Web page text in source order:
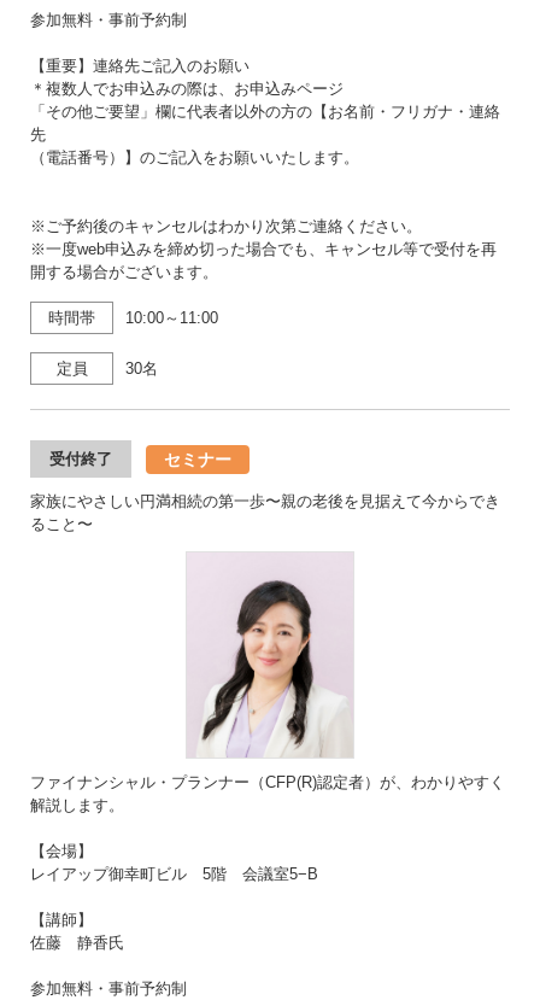
参加無料・事前予約制
【重要】連絡先ご記入のお願い
＊複数人でお申込みの際は、お申込みページ
「その他ご要望」欄に代表者以外の方の【お名前・フリガナ・連絡
先
（電話番号）】のご記入をお願いいたします。
※ご予約後のキャンセルはわかり次第ご連絡ください。
※一度web申込みを締め切った場合でも、キャンセル等で受付を再
開する場合がございます。
時間帯 10:00～11:00
定員 30名
受付終了 セミナー
家族にやさしい円満相続の第一歩〜親の老後を見据えて今からでき
ること〜
ファイナンシャル・プランナー（CFP(R)認定者）が、わかりやすく
解説します。
【会場】
レイアップ御幸町ビル 5階 会議室5−B
【講師】
佐藤 静香氏
参加無料・事前予約制